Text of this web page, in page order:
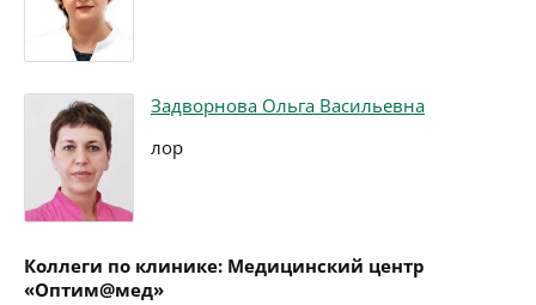
Задворнова Ольга Васильевна
лор
Коллеги по клинике: Медицинский центр
«Оптим@мед»